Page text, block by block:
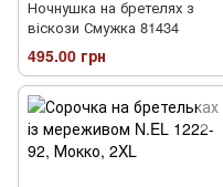
Ночнушка на бретелях з
віскози Смужка 81434
495.00 грн